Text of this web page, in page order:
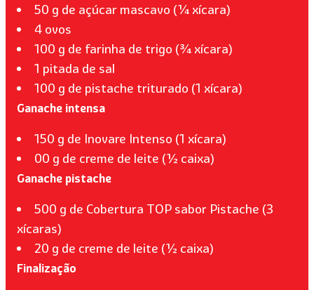
50 g de açúcar mascavo (¼ xícara)
4 ovos
100 g de farinha de trigo (¾ xícara)
1 pitada de sal
100 g de pistache triturado (1 xícara)
Ganache intensa
150 g de Inovare Intenso (1 xícara)
00 g de creme de leite (½ caixa)
Ganache pistache
500 g de Cobertura TOP sabor Pistache (3
xícaras)
20 g de creme de leite (½ caixa)
Finalização